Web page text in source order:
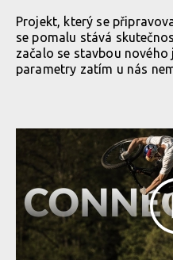
Projekt, který se
se pomalu stává
začalo se stavbou
parametry zatím u nás